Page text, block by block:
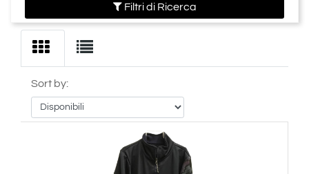
Filtri di Ricerca
Sort by: